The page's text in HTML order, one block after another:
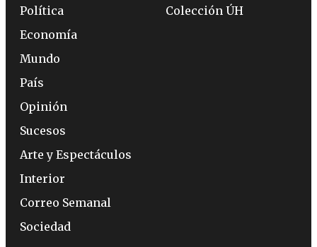
Política
Economía
Mundo
País
Opinión
Sucesos
Arte y Espectáculos
Interior
Correo Semanal
Sociedad
Colección ÚH